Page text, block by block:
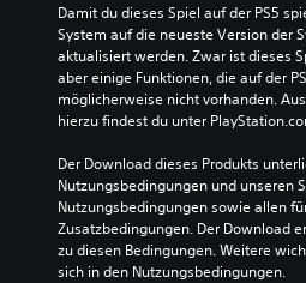
Damit du dieses Spiel auf der PS5
System auf die neueste Version der
aktualisiert werden. Zwar ist dieses
aber einige Funktionen, die auf der
möglicherweise nicht vorhanden.
hierzu findest du unter
Der Download dieses Produkts
Nutzungsbedingungen und unseren
Nutzungsbedingungen sowie allen
Zusatzbedingungen. Der Download
zu diesen Bedingungen. Weitere
sich in den Nutzungsbedingungen.